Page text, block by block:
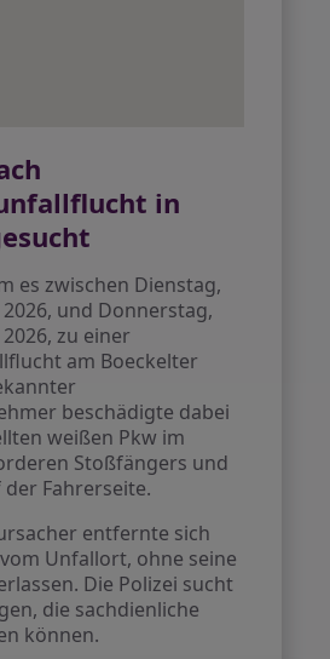
in
es zwischen Dienstag,
2026, und Donnerstag,
zu einer
am Boeckelter
beschädigte dabei
weißen Pkw im
Stoßfängers und
Fahrerseite.
entfernte sich
Unfallort, ohne seine
Die Polizei sucht
die sachdienliche
können.